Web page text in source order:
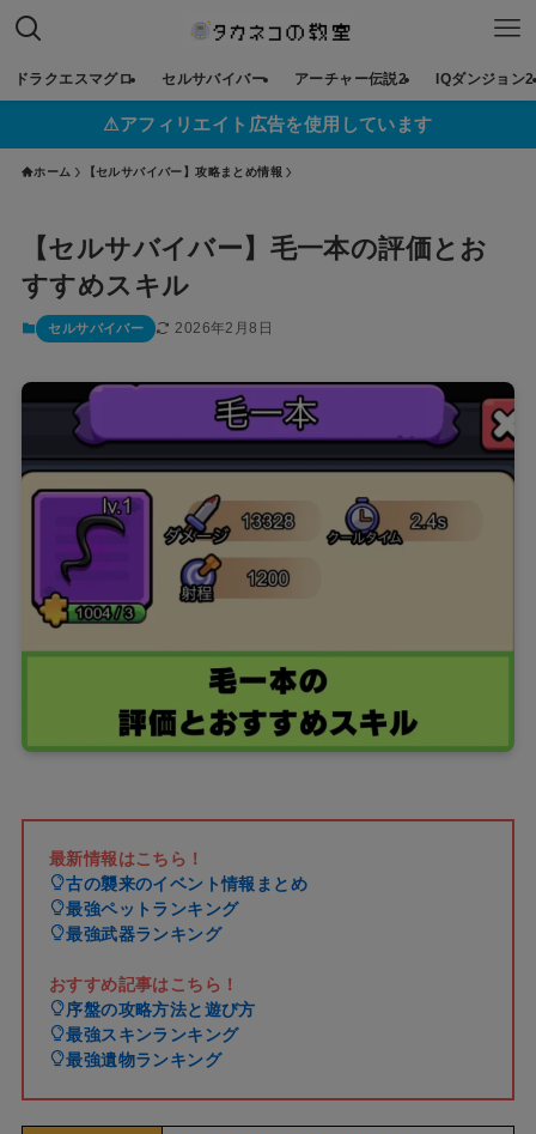
ドラクエスマグロ セルサバイバー アーチャー伝説2 IQダンジョン2
⚠︎アフィリエイト広告を使用しています
ホーム 【セルサバイバー】攻略まとめ情報
【セルサバイバー】毛一本の評価とお
すすめスキル
セルサバイバー 2026年2月8日
最新情報はこちら！
古の襲来のイベント情報まとめ
最強ペットランキング
最強武器ランキング
おすすめ記事はこちら！
序盤の攻略方法と遊び方
最強スキンランキング
最強遺物ランキング